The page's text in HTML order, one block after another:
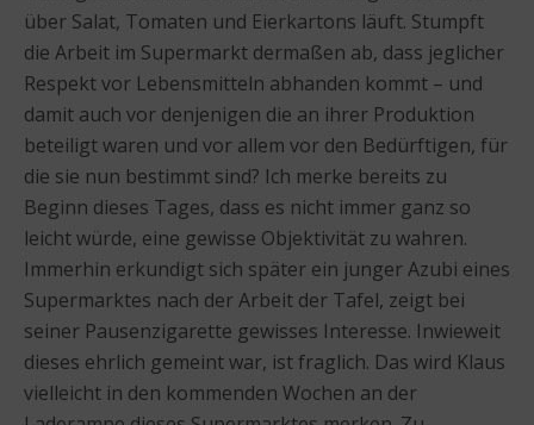
über Salat, Tomaten und Eierkartons läuft. Stumpft
die Arbeit im Supermarkt dermaßen ab, dass jeglicher
Respekt vor Lebensmitteln abhanden kommt – und
damit auch vor denjenigen die an ihrer Produktion
beteiligt waren und vor allem vor den Bedürftigen, für
die sie nun bestimmt sind? Ich merke bereits zu
Beginn dieses Tages, dass es nicht immer ganz so
leicht würde, eine gewisse Objektivität zu wahren.
Immerhin erkundigt sich später ein junger Azubi eines
Supermarktes nach der Arbeit der Tafel, zeigt bei
seiner Pausenzigarette gewisses Interesse. Inwieweit
dieses ehrlich gemeint war, ist fraglich. Das wird Klaus
vielleicht in den kommenden Wochen an der